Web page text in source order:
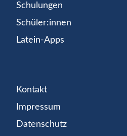
Schulungen
Schüler:innen
Latein-Apps
Kontakt
Impressum
Datenschutz